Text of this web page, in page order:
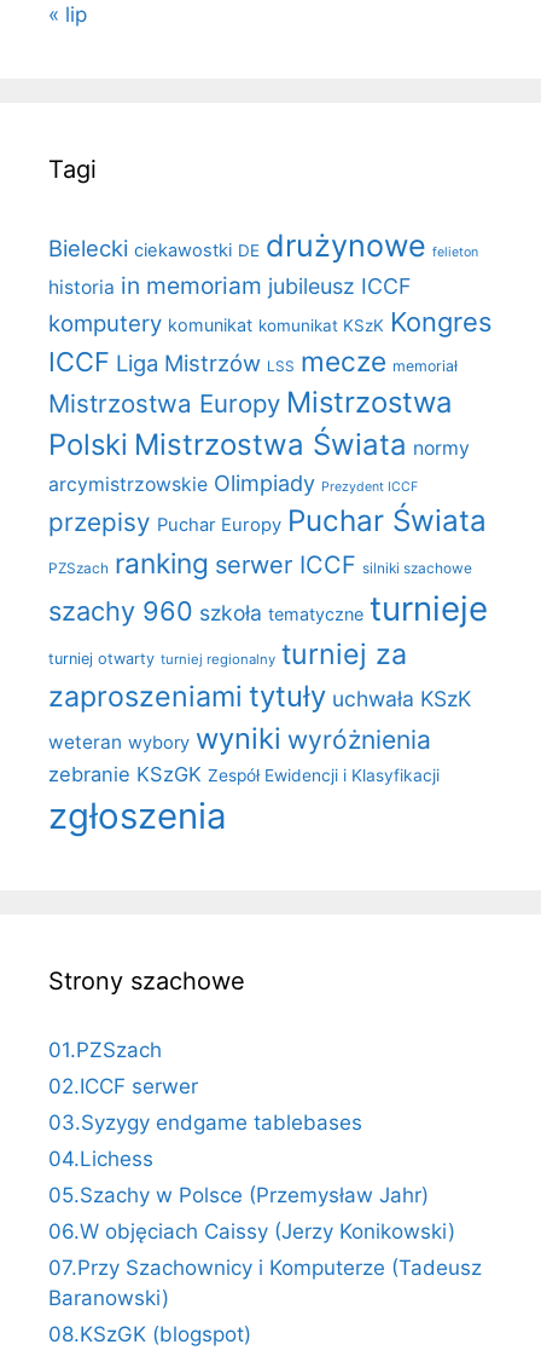
« lip
Tagi
Bielecki ciekawostki DE drużynowe felieton
historia in memoriam jubileusz ICCF
komputery komunikat komunikat KSzK Kongres
ICCF Liga Mistrzów LSS mecze memoriał
Mistrzostwa Europy Mistrzostwa
Polski Mistrzostwa Świata normy
arcymistrzowskie Olimpiady Prezydent ICCF
przepisy Puchar Europy Puchar Świata
PZSzach ranking serwer ICCF silniki szachowe
szachy 960 szkoła tematyczne turnieje
turniej otwarty turniej regionalny turniej za
zaproszeniami tytuły uchwała KSzK
weteran wybory wyniki wyróżnienia
zebranie KSzGK Zespół Ewidencji i Klasyfikacji
zgłoszenia
Strony szachowe
01.PZSzach
02.ICCF serwer
03.Syzygy endgame tablebases
04.Lichess
05.Szachy w Polsce (Przemysław Jahr)
06.W objęciach Caissy (Jerzy Konikowski)
07.Przy Szachownicy i Komputerze (Tadeusz
Baranowski)
08.KSzGK (blogspot)